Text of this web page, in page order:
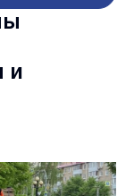
и